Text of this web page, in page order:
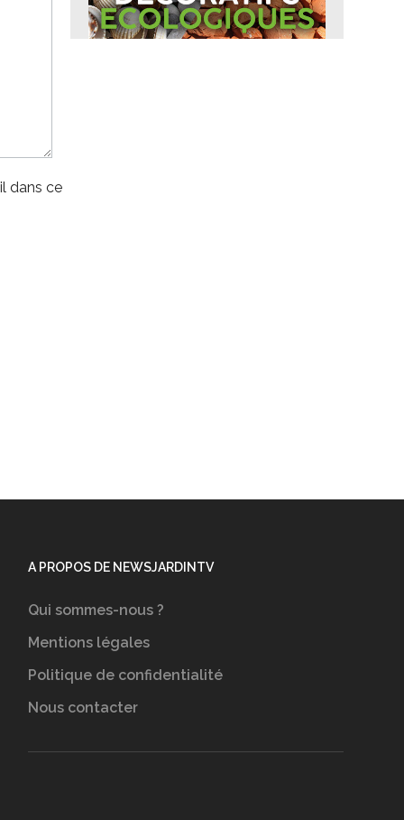
dans ce
A PROPOS DE NEWSJARDINTV
Qui sommes-nous ?
Mentions légales
Politique de confidentialité
Nous contacter